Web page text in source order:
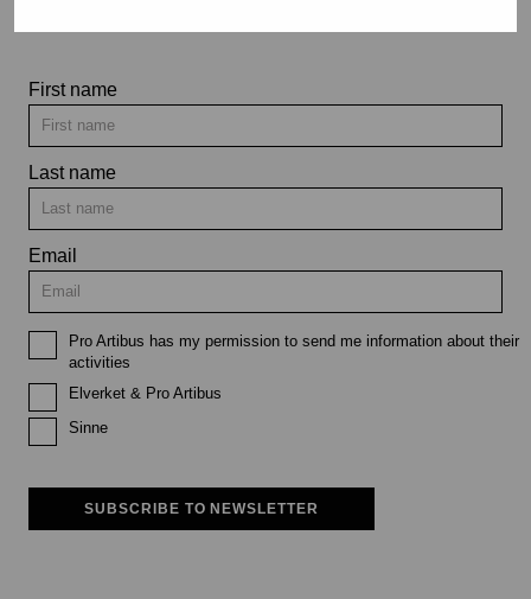
First name
Last name
Email
Pro Artibus has my permission to send me information about their
activities
Elverket & Pro Artibus
Sinne
SUBSCRIBE TO NEWSLETTER